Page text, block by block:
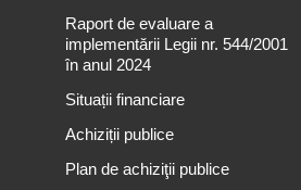
Raport de evaluare a
implementării Legii nr. 544/2001
în anul 2024
Situații financiare
Achiziții publice
Plan de achiziţii publice